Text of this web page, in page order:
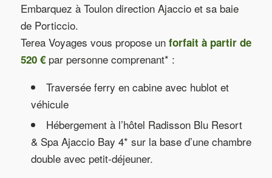
Embarquez à Toulon direction Ajaccio et sa baie
de Porticcio.
Terea Voyages vous propose un forfait à partir de
520 €par personne comprenant* :
Traversée ferry en cabine avec hublot et
véhicule
Hébergement à l’hôtel Radisson Blu Resort
& Spa Ajaccio Bay 4* sur la base d’une chambre
double avec petit-déjeuner.